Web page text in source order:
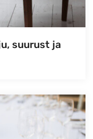
suurust ja